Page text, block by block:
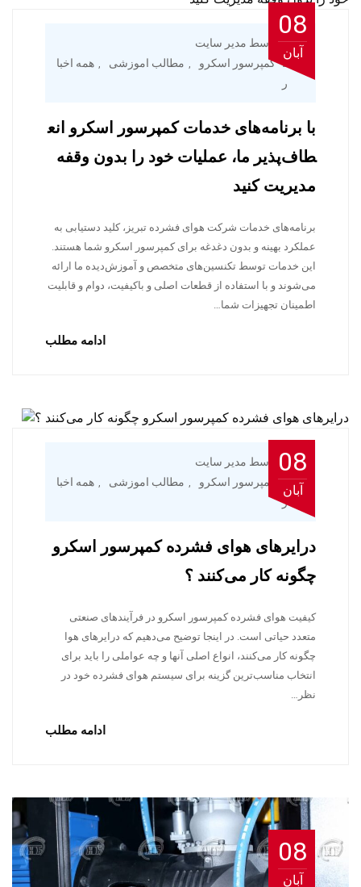
08
آبان
توسط مدیر سایت
کمپرسور اسکرو
, مطالب اموزشی , همه اخبا
ر
با برنامه‌های خدمات کمپرسور اسکرو انع
طاف‌پذیر ما، عملیات خود را بدون وقفه
مدیریت کنید
برنامه‌های خدمات شرکت هوای فشرده تبریز، کلید دستیابی به
عملکرد بهینه و بدون دغدغه برای کمپرسور اسکرو شما هستند.
این خدمات توسط تکنسین‌های متخصص و آموزش‌دیده ما ارائه
می‌شوند و با استفاده از قطعات اصلی و باکیفیت، دوام و قابلیت
اطمینان تجهیزات شما…
ادامه مطلب
08
آبان
توسط مدیر سایت
کمپرسور اسکرو
مطالب اموزشی
همه اخبا
ر
درایرهای هوای فشرده کمپرسور اسکرو
چگونه کار می‌کنند ؟
کیفیت هوای فشرده کمپرسور اسکرو در فرآیندهای صنعتی
متعدد حیاتی است. در اینجا توضیح می‌دهیم که درایرهای هوا
چگونه کار می‌کنند، انواع اصلی آنها و چه عواملی را باید برای
انتخاب مناسب‌ترین گزینه برای سیستم هوای فشرده خود در
نظر…
ادامه مطلب
08
آبان